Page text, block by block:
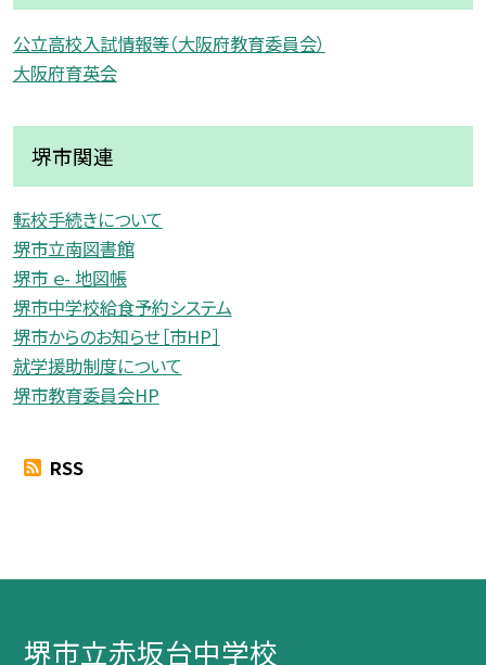
公立高校入試情報等（大阪府教育委員会）
大阪府育英会
堺市関連
転校手続きについて
堺市立南図書館
堺市 ｅ- 地図帳
堺市中学校給食予約システム
堺市からのお知らせ［市HP］
就学援助制度について
堺市教育委員会HP
RSS
堺市立赤坂台中学校